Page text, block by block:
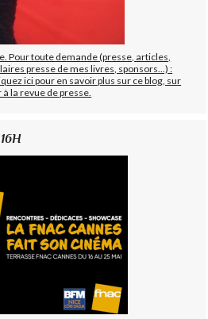
Pour toute demande (presse, articles,
presse de mes livres, sponsors...) :
ici pour en savoir plus sur ce blog, sur
la revue de presse.